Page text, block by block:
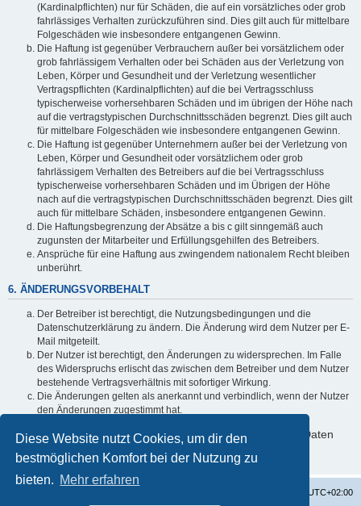
Diese Website nutzt Cookies, um dir den
bestmöglichen Komfort bei der Nutzung zu
bieten. Mehr erfahren
(Kardinalpflichten) nur für Schäden, die auf ein vorsätzliches oder grob
fahrlässiges Verhalten zurückzuführen sind. Dies gilt auch für mittelbare
Folgeschäden wie insbesondere entgangenen Gewinn.
Die Haftung ist gegenüber Verbrauchern außer bei vorsätzlichem oder
grob fahrlässigem Verhalten oder bei Schäden aus der Verletzung von
Leben, Körper und Gesundheit und der Verletzung wesentlicher
Vertragspflichten (Kardinalpflichten) auf die bei Vertragsschluss
typischerweise vorhersehbaren Schäden und im übrigen der Höhe nach
auf die vertragstypischen Durchschnittsschäden begrenzt. Dies gilt auch
für mittelbare Folgeschäden wie insbesondere entgangenen Gewinn.
Die Haftung ist gegenüber Unternehmern außer bei der Verletzung von
Leben, Körper und Gesundheit oder vorsätzlichem oder grob
fahrlässigem Verhalten des Betreibers auf die bei Vertragsschluss
typischerweise vorhersehbaren Schäden und im Übrigen der Höhe
nach auf die vertragstypischen Durchschnittsschäden begrenzt. Dies gilt
auch für mittelbare Schäden, insbesondere entgangenen Gewinn.
Die Haftungsbegrenzung der Absätze a bis c gilt sinngemäß auch
zugunsten der Mitarbeiter und Erfüllungsgehilfen des Betreibers.
Ansprüche für eine Haftung aus zwingendem nationalem Recht bleiben
unberührt.
6. ÄNDERUNGSVORBEHALT
Der Betreiber ist berechtigt, die Nutzungsbedingungen und die
Datenschutzerklärung zu ändern. Die Änderung wird dem Nutzer per E-
Mail mitgeteilt.
Der Nutzer ist berechtigt, den Änderungen zu widersprechen. Im Falle
des Widerspruchs erlischt das zwischen dem Betreiber und dem Nutzer
bestehende Vertragsverhältnis mit sofortiger Wirkung.
Die Änderungen gelten als anerkannt und verbindlich, wenn der Nutzer
den Änderungen zugestimmt hat.
Informationen über den Umgang mit deinen persönlichen Daten
sind in der Datenschutzerklärung enthalten.
UTC+02:00